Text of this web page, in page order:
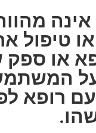
טיפול
או ספק
רופא